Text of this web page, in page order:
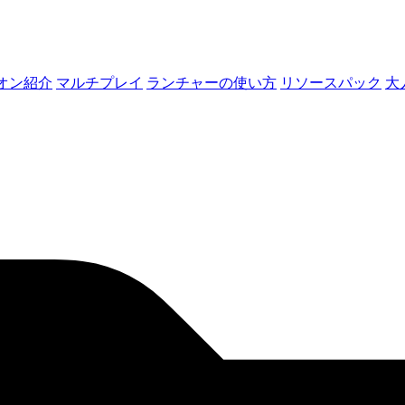
ン紹介 マルチプレイ ランチャーの使い方 リソースパック 大